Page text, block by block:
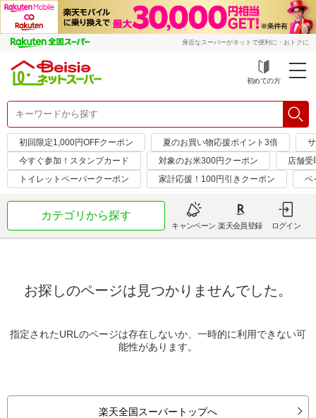
身近なスーパーがネットで便利に・おトクに
初めての方
初回限定1,000円OFFクーポン 夏のお買い物応援ポイント3倍
今すぐ参加！スタンプカード
対象のお米300円クーポン
店舗
トイレットペーパークーポン
家計応援！100円引きクーポン ベ
カテゴリから探す
キャンペーン 楽天会員登録 ログイン
お探しのページは見つかりませんでした。
指定されたURLのページは存在しないか、一時的に利用できない可
能性があります。
楽天全国スーパートップへ